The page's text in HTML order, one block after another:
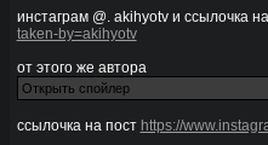
инстаграм @. akihyotv и ссылочка
taken-by=akihyotv
от этого же автора
ссылочка на пост https://